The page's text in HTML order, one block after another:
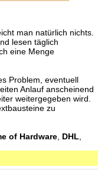
man natürlich nichts.
lesen täglich
eine Menge
Problem, eventuell
Anlauf anscheinend
weitergegeben wird.
zu
of Hardware DHL